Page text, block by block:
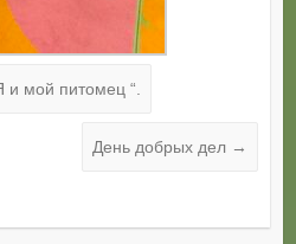
и мой питомец “.
День добрых дел →